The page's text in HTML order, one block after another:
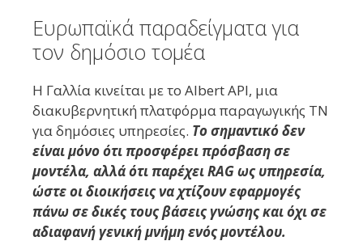
Ευρωπαϊκά παραδείγματα για
τον δημόσιο τομέα
Η Γαλλία κινείται με το Albert API, μια
διακυβερνητική πλατφόρμα παραγωγικής ΤΝ
για δημόσιες υπηρεσίες. Το σημαντικό δεν
είναι μόνο ότι προσφέρει πρόσβαση σε
μοντέλα, αλλά ότι παρέχει RAG ως υπηρεσία,
ώστε οι διοικήσεις να χτίζουν εφαρμογές
πάνω σε δικές τους βάσεις γνώσης και όχι σε
αδιαφανή γενική μνήμη ενός μοντέλου.